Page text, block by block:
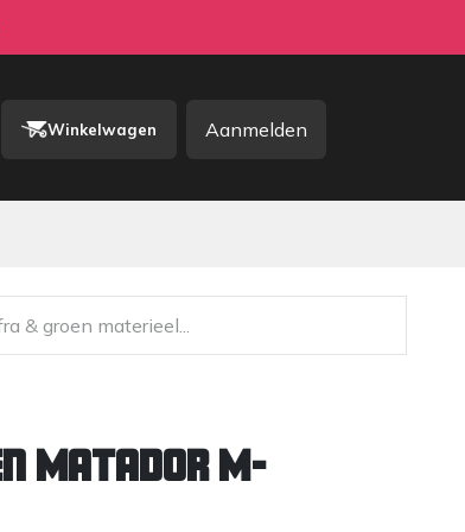
Winkelwagen Aanmelden
Matador M-